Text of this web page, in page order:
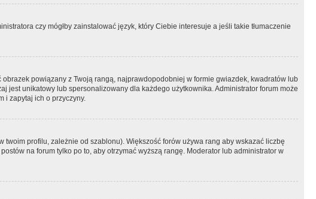
czy mógłby zainstalować język, który Ciebie interesuje a jeśli takie tłumaczenie
powiązany z Twoją rangą, najprawdopodobniej w formie gwiazdek, kwadratów lub
jest unikatowy lub spersonalizowany dla każdego użytkownika. Administrator forum może
i zapytaj ich o przyczyny.
profilu, zależnie od szablonu). Większość forów używa rang aby wskazać liczbę
na forum tylko po to, aby otrzymać wyższą rangę. Moderator lub administrator w